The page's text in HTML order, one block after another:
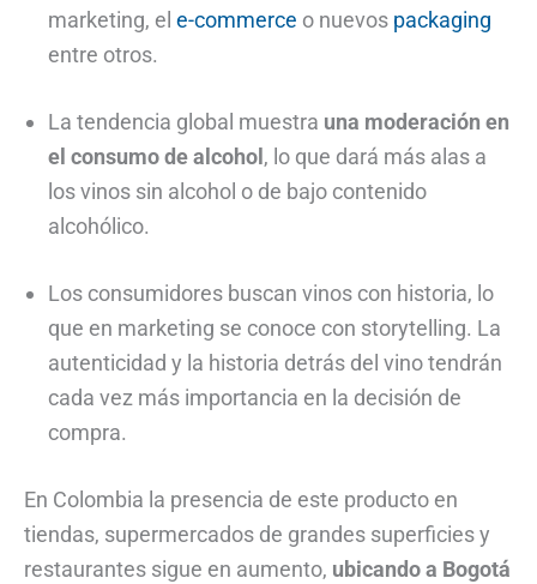
marketing, el e-commerce o nuevos packaging
entre otros.
La tendencia global muestra una moderación en
el consumo de alcohol , lo que dará más alas a
los vinos sin alcohol o de bajo contenido
alcohólico.
Los consumidores buscan vinos con historia, lo
que en marketing se conoce con storytelling. La
autenticidad y la historia detrás del vino tendrán
cada vez más importancia en la decisión de
compra.
En Colombia la presencia de este producto en
tiendas, supermercados de grandes superficies y
restaurantes sigue en aumento, ubicando a Bogotá